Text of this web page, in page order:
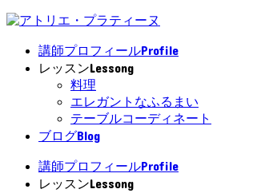
講師プロフィールProfile
レッスンLessong
料理
エレガントなふるまい
テーブルコーディネート
ブログBlog
講師プロフィールProfile
レッスンLessong